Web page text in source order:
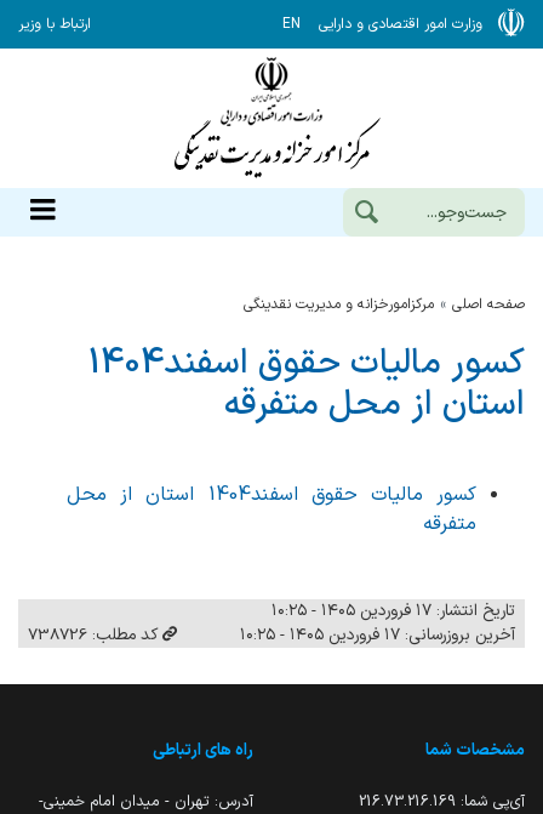
وزارت امور اقتصادی و دارایی EN ارتباط با وزیر
صفحه اصلی مرکزامورخزانه و مدیریت نقدینگی
کسور مالیات حقوق اسفند1404
استان از محل متفرقه
کسور مالیات حقوق اسفند1404 استان از محل
متفرقه
تاریخ انتشار: ۱۷ فروردین ۱۴۰۵ - ۱۰:۲۵
آخرین بروزرسانی: ۱۷ فروردین ۱۴۰۵ - ۱۰:۲۵
کد مطلب: 738726
مشخصات شما
آی‌پی شما: 216.73.216.169
راه های ارتباطی
آدرس: تهران - میدان امام خمینی-